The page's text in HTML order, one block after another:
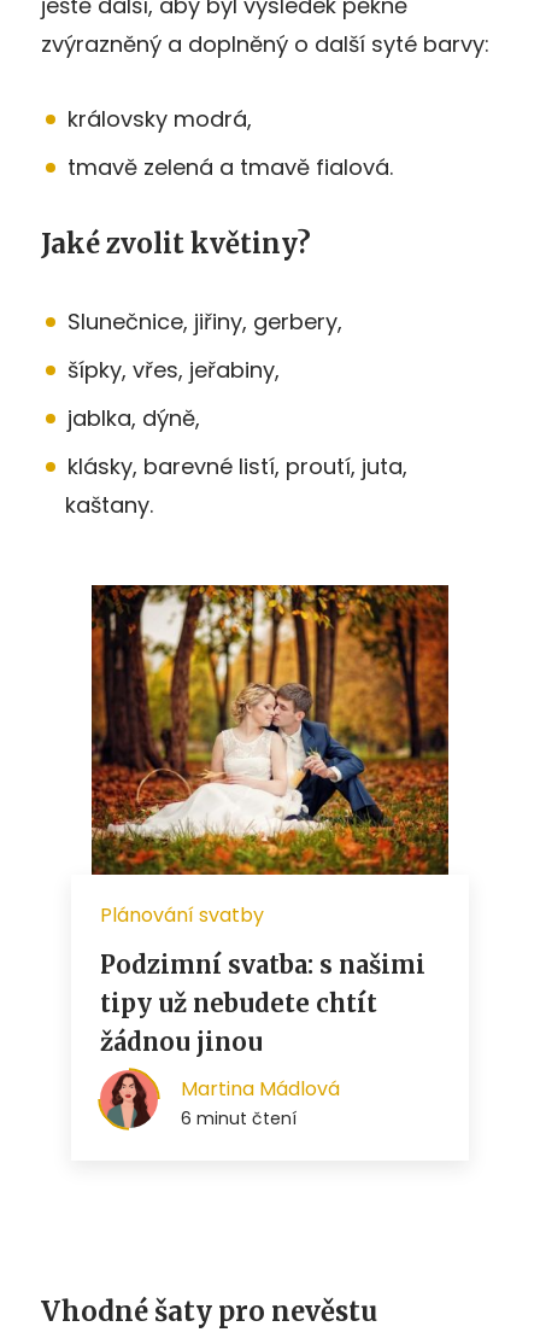
zvýrazněný a doplněný o další syté barvy:
královsky modrá,
tmavě zelená a tmavě fialová.
Jaké zvolit květiny?
Slunečnice, jiřiny, gerbery,
šípky, vřes, jeřabiny,
jablka, dýně,
klásky, barevné listí, proutí, juta,
kaštany.
Vhodné šaty pro nevěstu